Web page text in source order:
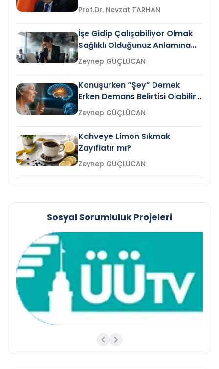
Prof.Dr. Nevzat TARHAN
İşe Gidip Çalışabiliyor Olmak
Sağlıklı Olduğunuz Anlamına
Gelir mi?Zeynep GÜÇLÜCAN
Konuşurken “Şey” Demek
Erken Demans Belirtisi Olabilir
mi?
Zeynep GÜÇLÜCAN
Kahveye Limon Sıkmak
Zayıflatır mı?
Zeynep GÜÇLÜCAN
Sosyal Sorumluluk Projeleri